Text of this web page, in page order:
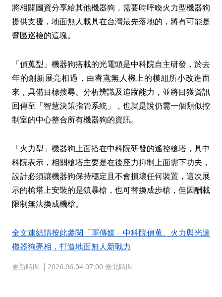
將相關圖資分享給其他機器狗，需要時呼喚火力型機器狗
提供支援，地面無人載具在台灣最先落地的，將有可能是
營區巡檢的這塊。
「偵蒐型」機器狗搭載的光電頭是中科院自主研發，於去
年的創新展亮相過，由睿鳶無人機上的模組所小改進而
來，具備目標搜尋、分析辨識及追蹤能力，並將目獲資訊
回傳至「智慧決策指管系統」，也就是說仍需一個類似控
制室的中心整合所有機器狗的資訊。
「火力型」機器狗上面搭在中科院研發的遙控槍塔，具中
科院表示，相關槍塔主要是在後座力抑制上面需下功夫，
設計必須讓機器狗保持穩定且不會損壞任何裝置，這次展
示的槍塔上安裝的是鎮暴槍，也可替換成步槍，但因酬載
限制無法換成機槍。
全文連結請按此參閱「軍傳媒」中科院偵蒐、火力與光達
機器狗亮相，打造地面無人新戰力
更新時間 2026.06.04 07:00 臺北時間